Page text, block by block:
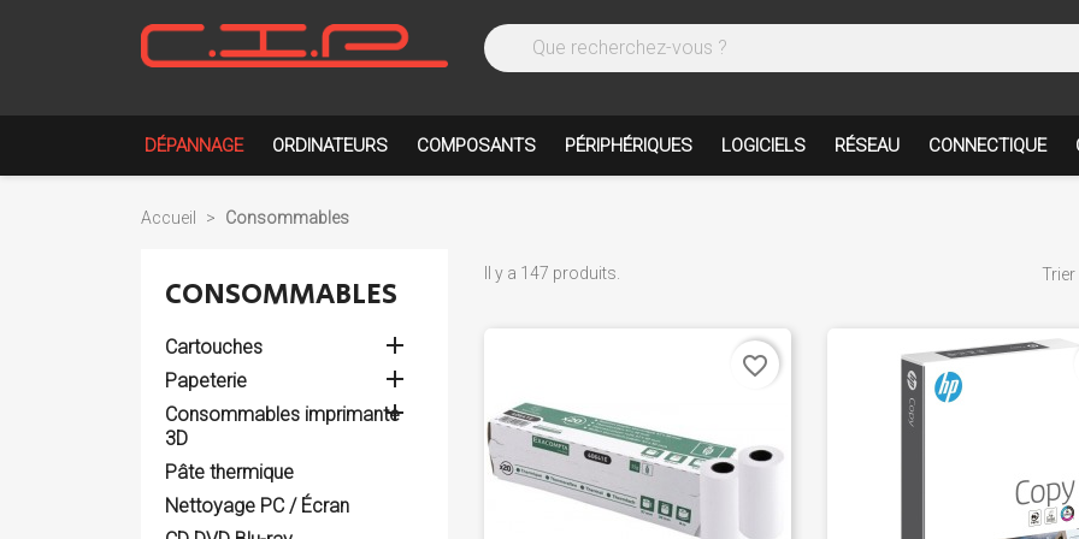
DÉPANNAGE ORDINATEURS COMPOSANTS PÉRIPHÉRIQUES LOGICIELS RÉSEAU CONNECTIQUE
Accueil Consommables
CONSOMMABLES
Cartouches 
Papeterie 
Consommables imprimante
3D

Pâte thermique
Nettoyage PC / Écran
Il y a 147 produits. Trier
favorite_border